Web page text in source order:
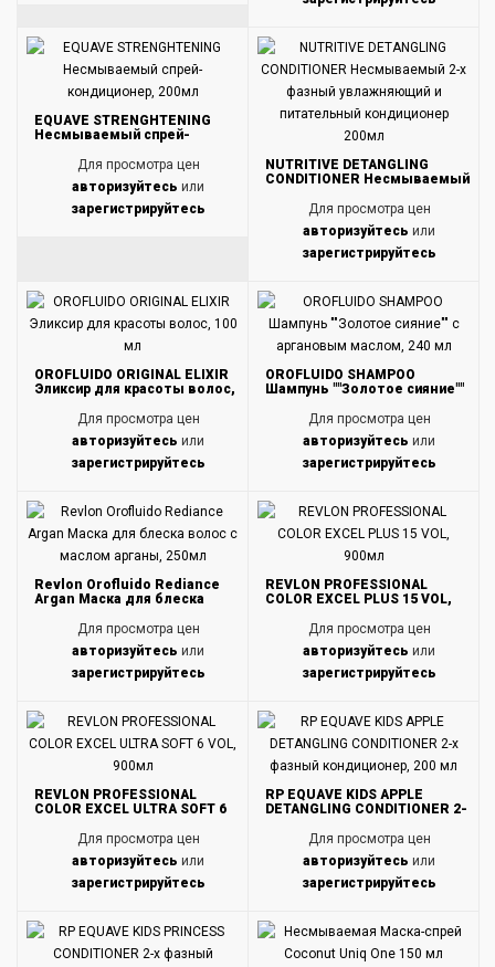
EQUAVE STRENGHTENING
Несмываемый спрей-
Для просмотра цен
авторизуйтесь или
зарегистрируйтесь
NUTRITIVE DETANGLING
CONDITIONER Несмываемый
питательный кондиционер
Для просмотра цен
авторизуйтесь или
зарегистрируйтесь
OROFLUIDO ORIGINAL ELIXIR
Эликсир для красоты волос,
Для просмотра цен
авторизуйтесь или
зарегистрируйтесь
OROFLUIDO SHAMPOO
Шампунь ""Золотое сияние""
Для просмотра цен
авторизуйтесь или
зарегистрируйтесь
Revlon Orofluido Rediance
Argan Маска для блеска
Для просмотра цен
авторизуйтесь или
зарегистрируйтесь
REVLON PROFESSIONAL
COLOR EXCEL PLUS 15 VOL,
Для просмотра цен
авторизуйтесь или
зарегистрируйтесь
REVLON PROFESSIONAL
COLOR EXCEL ULTRA SOFT 6
Для просмотра цен
авторизуйтесь или
зарегистрируйтесь
RP EQUAVE KIDS APPLE
DETANGLING CONDITIONER 2-
Для просмотра цен
авторизуйтесь или
зарегистрируйтесь